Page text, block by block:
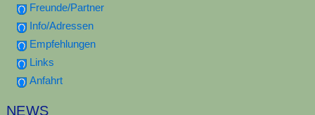
Freunde/Partner
Info/Adressen
Empfehlungen
Links
Anfahrt
NEWS